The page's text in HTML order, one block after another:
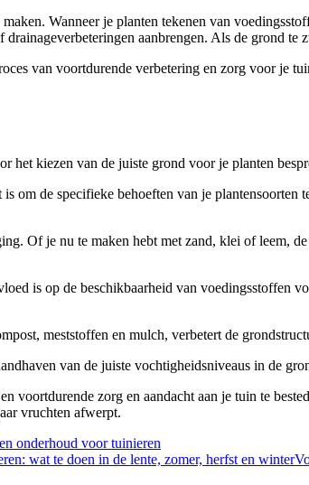
Wanneer je planten tekenen van
aanbrengen. Als de grond te
van voortdurende verbetering en zorg voor
het kiezen van de juiste grond voor je planten
om de specifieke behoeften van je
Of je nu te maken hebt met zand, klei of leem,
is op de beschikbaarheid van voedingsstoffen
meststoffen en mulch, verbetert de
van de juiste vochtigheidsniveaus in de
voortdurende zorg en aandacht aan je tuin te
vruchten afwerpt.
onderhoud voor tuinieren
wat te doen in de lente, zomer, herfst en winter